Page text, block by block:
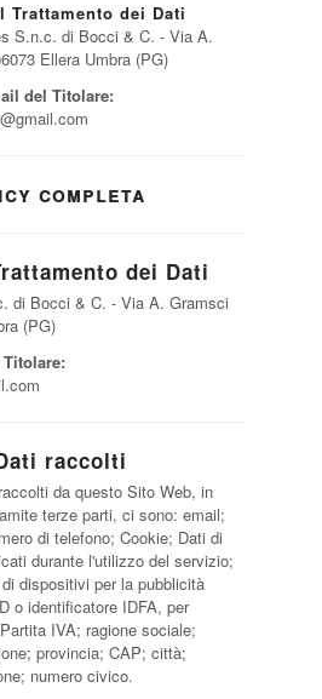
Trattamento dei Dati
S.n.c. di Bocci & C. - Via A.
Ellera Umbra (PG)
del Titolare:
completa
dei Dati
di Bocci & C. - Via A. Gramsci
(PG)
raccolti
da questo Sito Web, in
terze parti, ci sono: email;
di telefono; Cookie; Dati di
durante l'utilizzo del servizio;
dispositivi per la pubblicità
o identificatore IDFA, per
IVA; ragione sociale;
provincia; CAP; città;
numero civico.